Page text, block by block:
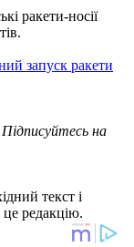
ракети-носії
запуск ракети
на
текст і
редакцію.